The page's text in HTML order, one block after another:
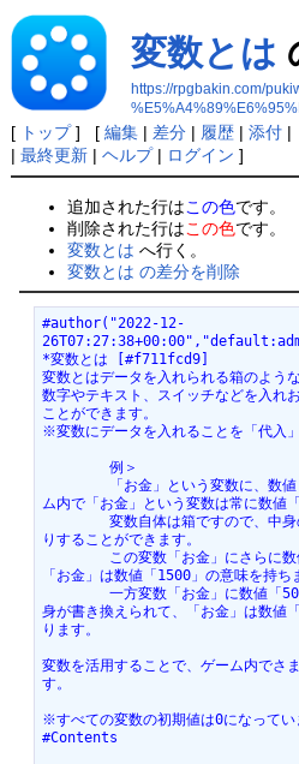
変数とは
https://rpgbakin.com/
[ トップ] [ 編集| 差分| 履歴| 添付|
| 最終更新| ヘルプ| ログイン ]
追加された行はこの色です。
削除された行はこの色です。
変数とは へ行く。
変数とは の差分を削除
#author("2022-12-
*変数とは [#f711fcd9]
変数とはデータを入れられる箱のような
数字やテキスト、スイッチなどを入れ
ことができます。
※変数にデータを入れることを「代入」
	例＞
ム内で「お金」という変数は常に数値
りすることができます。
「お金」は数値「1500」の意味を持ち
身が書き換えられて、「お金」は数値
ります。
変数を活用することで、ゲーム内でさ
す。
※すべての変数の初期値は0になってい
#Contents